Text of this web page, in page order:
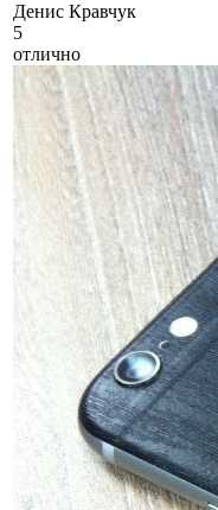
Денис Кравчук
5
отлично